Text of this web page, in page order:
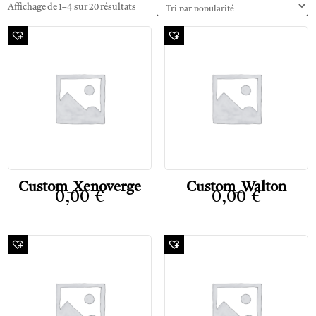
Affichage de 1–4 sur 20 résultats
Custom_Xenoverge
0,00€
Custom_Walton
0,00€